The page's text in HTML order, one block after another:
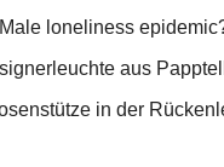
loneliness
aus
in der